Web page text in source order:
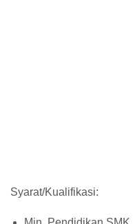
Syarat/Kualifikasi: